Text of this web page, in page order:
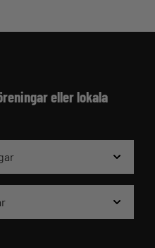
eller lokala